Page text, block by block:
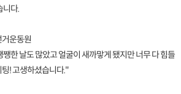
니다.
운동원
한 날도 많았고 얼굴이 새까맣게 됐지만 너무 다 힘들
팅! 고생하셨습니다."